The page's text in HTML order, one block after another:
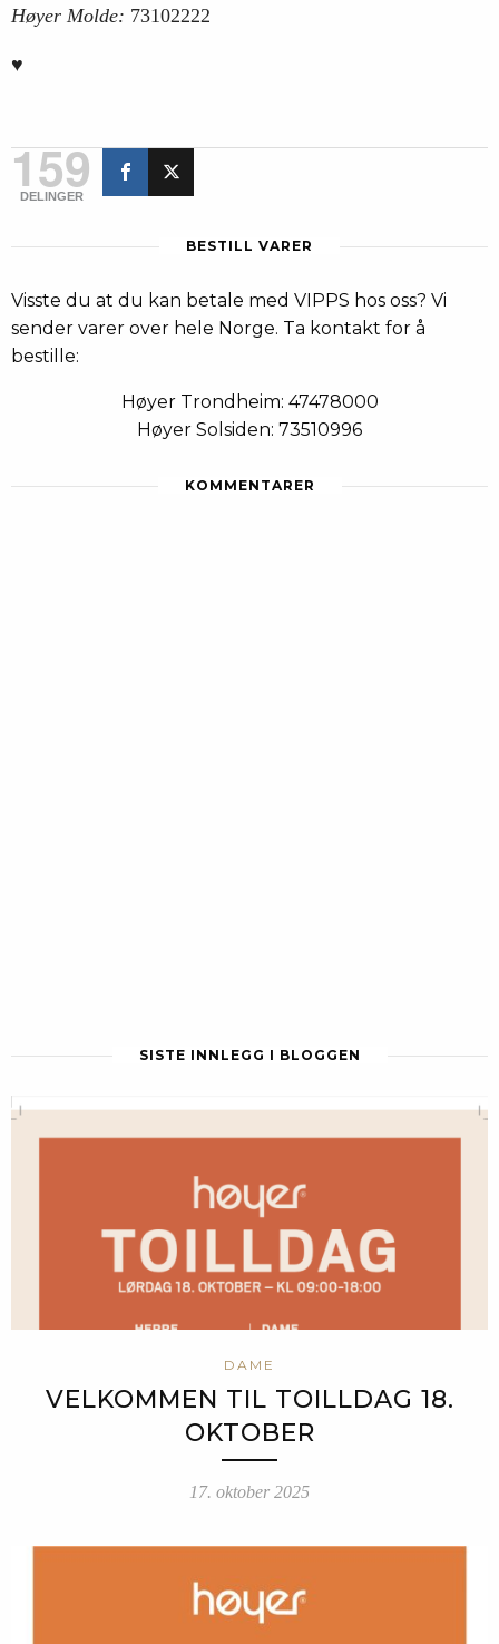
Høyer Molde: 73102222
♥
159
DELINGER
BESTILL VARER
Visste du at du kan betale med VIPPS hos oss? Vi
sender varer over hele Norge. Ta kontakt for å
bestille:
Høyer Trondheim: 47478000
Høyer Solsiden: 73510996
KOMMENTARER
SISTE INNLEGG I BLOGGEN
DAME
VELKOMMEN TIL TOILLDAG 18.
OKTOBER
17. oktober 2025